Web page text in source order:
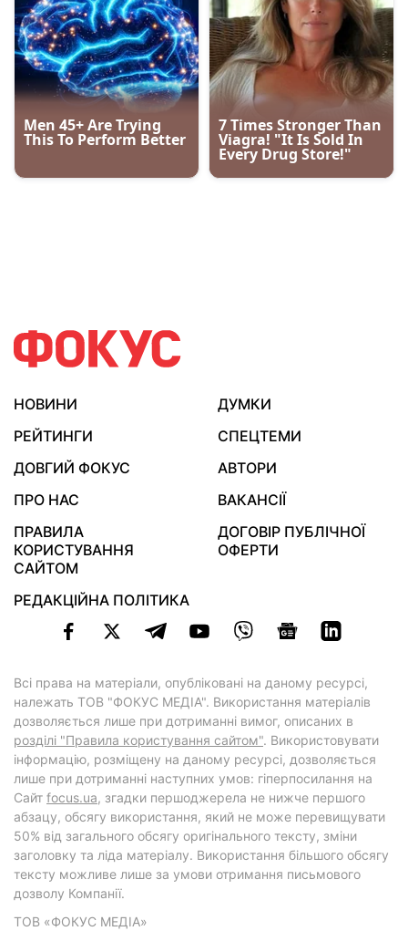
НОВИНИ
ДУМКИ
РЕЙТИНГИ
СПЕЦТЕМИ
ДОВГИЙ ФОКУС
АВТОРИ
ПРО НАС
ВАКАНСІЇ
ПРАВИЛА
КОРИСТУВАННЯ
САЙТОМ
ДОГОВІР ПУБЛІЧНОЇ
ОФЕРТИ
РЕДАКЦІЙНА ПОЛІТИКА
Всі права на матеріали, опубліковані на даному ресурсі,
належать ТОВ "ФОКУС МЕДІА". Використання матеріалів
дозволяється лише при дотриманні вимог, описаних в
розділі "Правила користування сайтом". Використовувати
інформацію, розміщену на даному ресурсі, дозволяється
лише при дотриманні наступних умов: гіперпосилання на
Cайт focus.ua, згадки першоджерела не нижче першого
абзацу, обсягу використання, який не може перевищувати
50% від загального обсягу оригінального тексту, зміни
заголовку та ліда матеріалу. Використання більшого обсягу
тексту можливе лише за умови отримання письмового
дозволу Компанії.
ТОВ «ФОКУС МЕДІА»